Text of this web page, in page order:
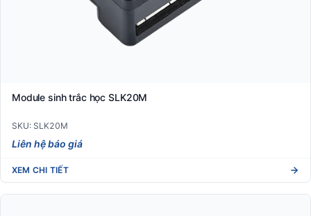
Module sinh trắc học SLK20M
SKU: SLK20M
Liên hệ báo giá
XEM CHI TIẾT